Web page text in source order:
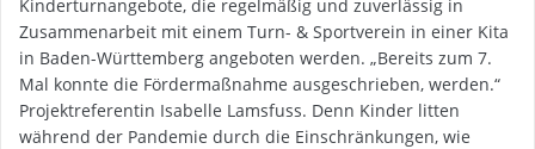
Kinderturnangebote, die regelmäßig und zuverlässig in
Zusammenarbeit mit einem Turn- & Sportverein in einer Kita
in Baden-Württemberg angeboten werden. „Bereits zum 7.
Mal konnte die Fördermaßnahme ausgeschrieben, werden.“
Projektreferentin Isabelle Lamsfuss. Denn Kinder litten
während der Pandemie durch die Einschränkungen, wie